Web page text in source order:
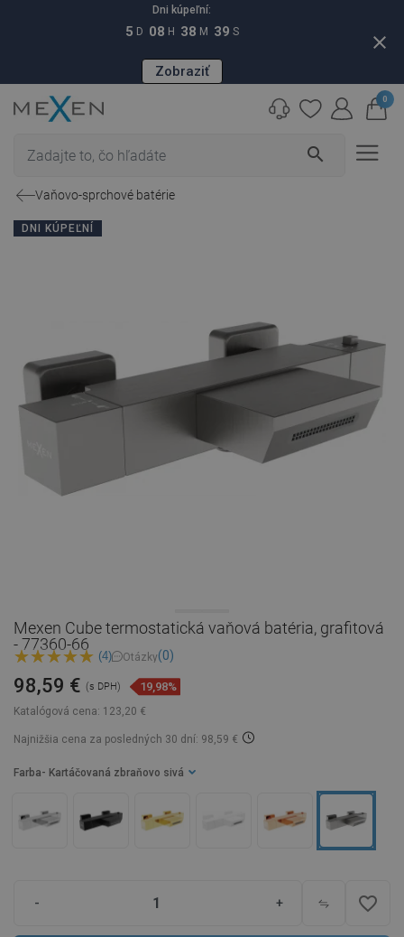
Dni kúpeľní:
5 D 08 H 38 M 38 S
Zobraziť
close
search
0
Vaňovo-sprchové batérie
DNI KÚPEĽNÍ
Mexen Cube termostatická vaňová batéria, grafitová
- 77360-66
(4) Otázky(0)
Katalógová cena: 123,20 €
98,59 € (s DPH) 19,98%
Najnižšia cena za posledných 30 dní: 98,59 €
Farba - Kartáčovaná zbraňovo sivá
- + favorite_border